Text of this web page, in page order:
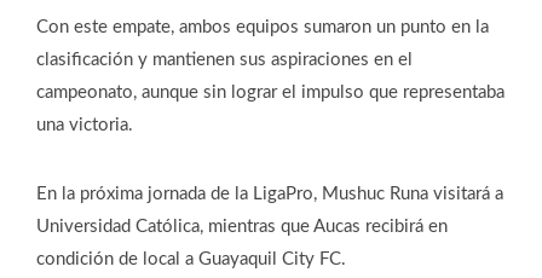
Con este empate, ambos equipos sumaron un punto en la
clasificación y mantienen sus aspiraciones en el
campeonato, aunque sin lograr el impulso que representaba
una victoria.
En la próxima jornada de la LigaPro, Mushuc Runa visitará a
Universidad Católica, mientras que Aucas recibirá en
condición de local a Guayaquil City FC.